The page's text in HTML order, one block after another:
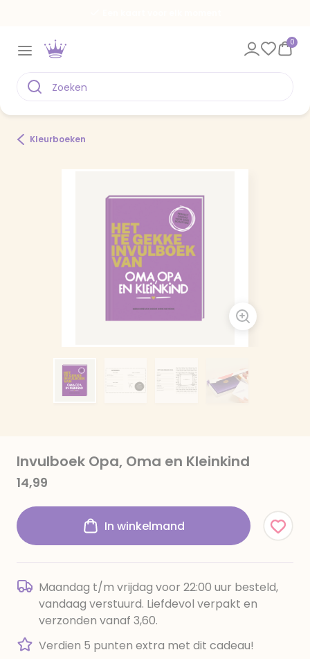
0
Kleurboeken
Invulboek Opa, Oma en Kleinkind
14,99
In winkelmand
Maandag t/m vrijdag voor 22:00 uur besteld,
vandaag verstuurd. Liefdevol verpakt en
verzonden vanaf 3,60.
Verdien 5 punten extra met dit cadeau!